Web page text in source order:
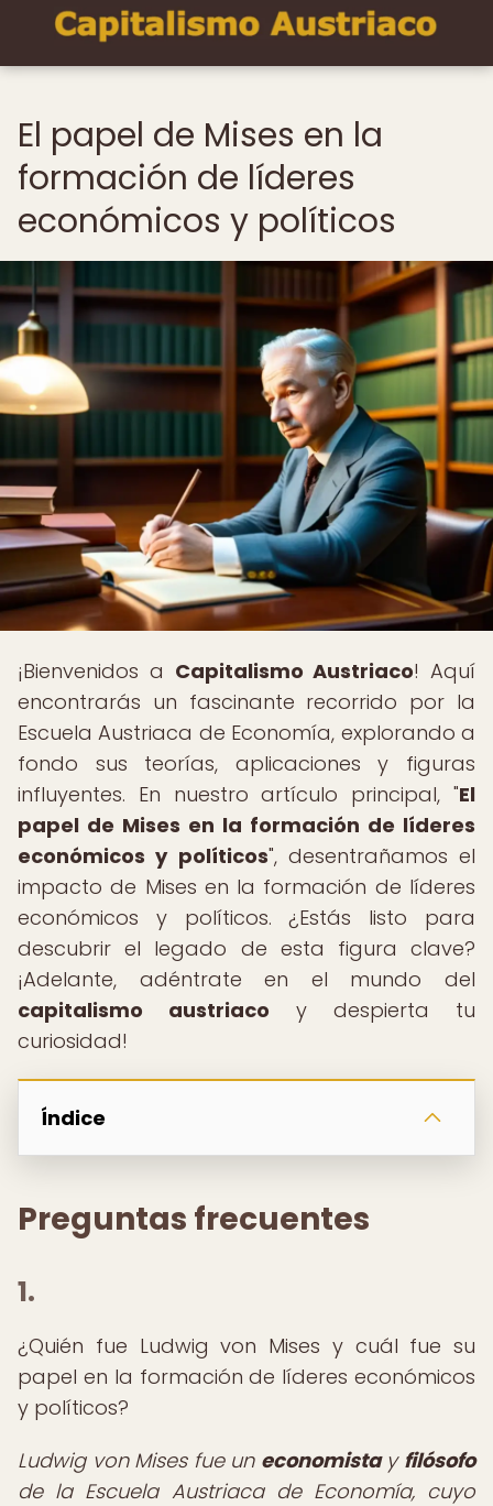
El papel de Mises en la
formación de líderes
económicos y políticos
¡Bienvenidos a Capitalismo Austriaco! Aquí
encontrarás un fascinante recorrido por la
Escuela Austriaca de Economía, explorando a
fondo sus teorías, aplicaciones y figuras
influyentes. En nuestro artículo principal, "El
papel de Mises en la formación de líderes
económicos y políticos", desentrañamos el
impacto de Mises en la formación de líderes
económicos y políticos. ¿Estás listo para
descubrir el legado de esta figura clave?
¡Adelante, adéntrate en el mundo del
capitalismo austriaco y despierta tu
curiosidad!
Índice
Preguntas frecuentes
1.
¿Quién fue Ludwig von Mises y cuál fue su
papel en la formación de líderes económicos
y políticos?
Ludwig von Mises fue un economistay filósofo
de la Escuela Austriaca de Economía, cuyo